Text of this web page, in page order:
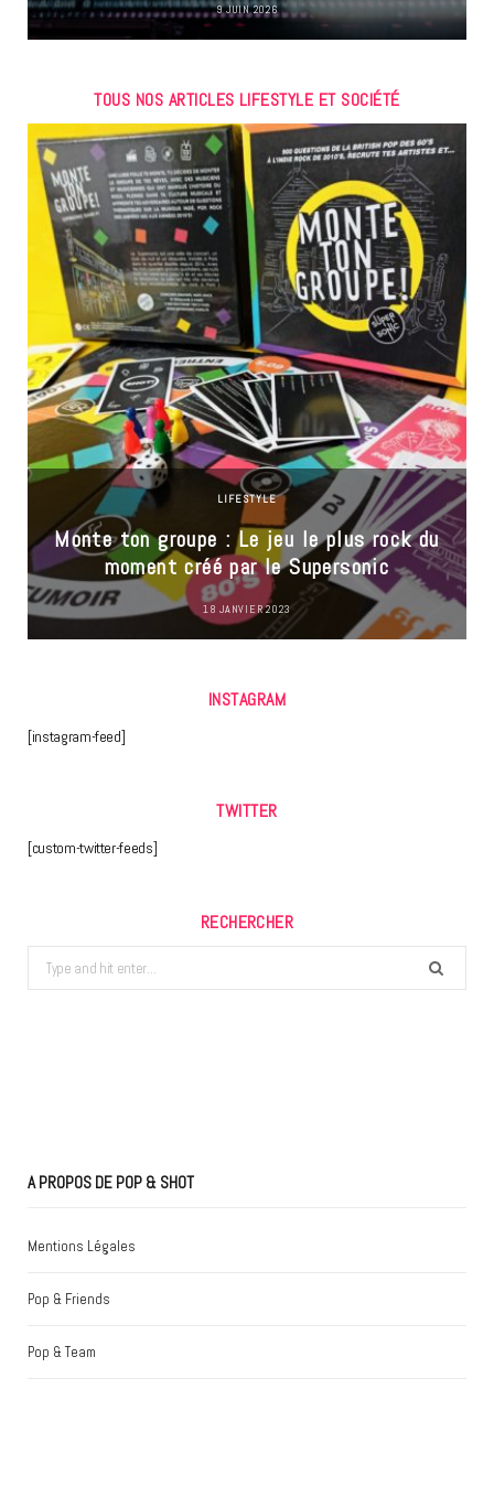
9 JUIN 2026
TOUS NOS ARTICLES LIFESTYLE ET SOCIÉTÉ
LIFESTYLE
Monte ton groupe : Le jeu le plus rock du
moment créé par le Supersonic
18 JANVIER 2023
INSTAGRAM
[instagram-feed]
TWITTER
[custom-twitter-feeds]
RECHERCHER
Search
for:
A PROPOS DE POP & SHOT
Mentions Légales
Pop & Friends
Pop & Team